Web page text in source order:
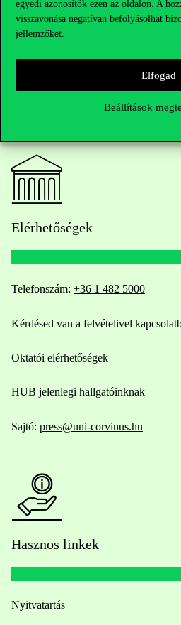
egyedi azonosítók ezen az oldalon. A
visszavonása negatívan befolyásolhat
jellemzőket.
Elfogad
Beállítások
családi vállalkozások logikájához.
Elérhetőségek
Telefonszám: +36 1 482 5000
Kérdésed van a felvételivel
Oktatói elérhetőségek
HUB jelenlegi hallgatóinknak
Sajtó: press@uni-corvinus.hu
Hasznos linkek
Nyitvatartás